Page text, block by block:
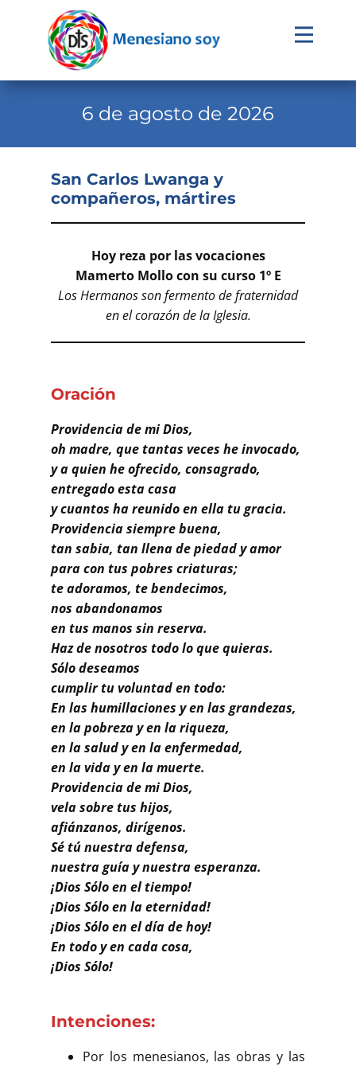
Evangelio
Institucional
Pastoral Vocacional
Recursos
6 de agosto de 2026
San Carlos Lwanga y
compañeros, mártires
Hoy reza por las vocaciones
Mamerto Mollo con su curso 1º E
Los Hermanos son fermento de fraternidad
en el corazón de la Iglesia.
Oración
Providencia de mi Dios,
oh madre, que tantas veces he invocado,
y a quien he ofrecido, consagrado,
entregado esta casa
y cuantos ha reunido en ella tu gracia.
Providencia siempre buena,
tan sabia, tan llena de piedad y amor
para con tus pobres criaturas;
te adoramos, te bendecimos,
nos abandonamos
en tus manos sin reserva.
Haz de nosotros todo lo que quieras.
Sólo deseamos
cumplir tu voluntad en todo:
En las humillaciones y en las grandezas,
en la pobreza y en la riqueza,
en la salud y en la enfermedad,
en la vida y en la muerte.
Providencia de mi Dios,
vela sobre tus hijos,
afiánzanos, dirígenos.
Sé tú nuestra defensa,
nuestra guía y nuestra esperanza.
¡Dios Sólo en el tiempo!
¡Dios Sólo en la eternidad!
¡Dios Sólo en el día de hoy!
En todo y en cada cosa,
¡Dios Sólo!
Intenciones:
Por los menesianos, las obras y las